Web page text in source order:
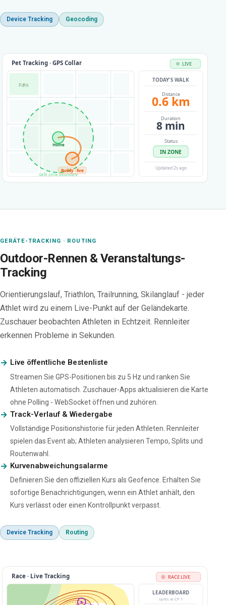
Device Tracking Geocoding
Pet Tracking · GPS Collar LIVE
Park
🏠
Home
safe zone boundary
Buddy · live
TODAY'S WALK
Distance
0.9 km
Duration
12 min
Status
IN ZONE
Updated 3s ago
GERÄTE-TRACKING · ROUTING
Outdoor-Rennen & Veranstaltungs-
Tracking
Orientierungslauf, Triathlon, Trailrunning, Skilanglauf - jeder
Athlet wird zu einem Live-Punkt auf der Geländekarte.
Zuschauer beobachten Athleten in Echtzeit. Rennleiter
erkennen Probleme in Sekunden.
Live öffentliche Bestenliste
Streamen Sie GPS-Positionen bis zu 5 Hz und ranken Sie
Athleten automatisch. Zuschauer-Apps aktualisieren die Karte
ohne Polling - WebSocket öffnen und zuhören.
Track-Verlauf & Wiedergabe
Vollständige Positionshistorie für jeden Athleten. Rennleiter
spielen das Event ab; Athleten analysieren Tempo, Splits und
Routenwahl.
Kurvenabweichungsalarme
Definieren Sie den offiziellen Kurs als Geofence. Erhalten Sie
sofortige Benachrichtigungen, wenn ein Athlet anhält, den
Kurs verlässt oder einen Kontrollpunkt verpasst.
Device Tracking Routing
Race · Live Tracking RACE LIVE
3
LEADERBOARD
splits at CP 1